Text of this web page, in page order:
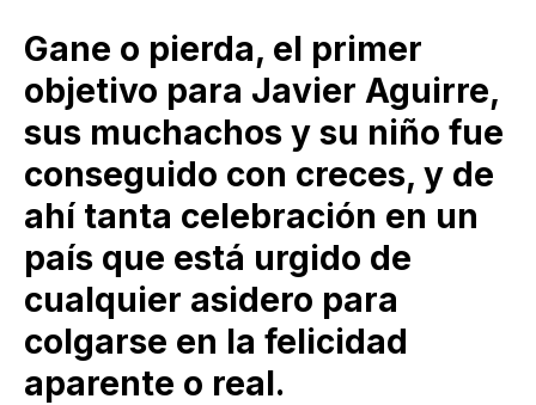
Gane o pierda, el primer
objetivo para Javier Aguirre,
sus muchachos y su niño fue
conseguido con creces, y de
ahí tanta celebración en un
país que está urgido de
cualquier asidero para
colgarse en la felicidad
aparente o real.